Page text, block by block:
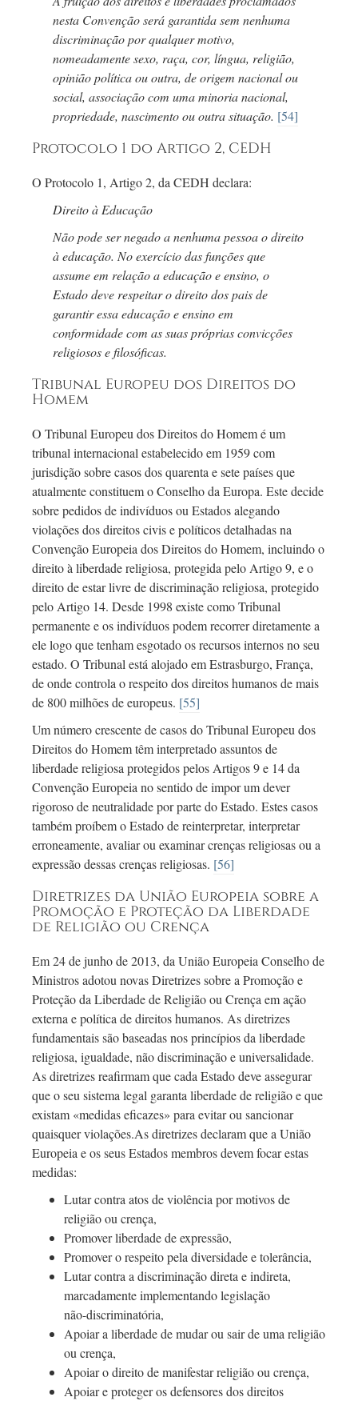
nesta Convenção será garantida sem nenhuma
discriminação por qualquer motivo,
nomeadamente sexo, raça, cor, língua, religião,
opinião política ou outra, de origem nacional ou
social, associação com uma minoria nacional,
propriedade, nascimento ou outra situação. [54]
Protocolo 1 do Artigo 2, CEDH
O Protocolo 1, Artigo 2, da CEDH declara:
Direito à Educação
Não pode ser negado a nenhuma pessoa o direito
à educação. No exercício das funções que
assume em relação a educação e ensino, o
Estado deve respeitar o direito dos pais de
garantir essa educação e ensino em
conformidade com as suas próprias convicções
religiosos e filosóficas.
Tribunal Europeu dos Direitos do
Homem
O Tribunal Europeu dos Direitos do Homem é um
tribunal internacional estabelecido em 1959 com
jurisdição sobre casos dos quarenta e sete países que
atualmente constituem o Conselho da Europa. Este decide
sobre pedidos de indivíduos ou Estados alegando
violações dos direitos civis e políticos detalhadas na
Convenção Europeia dos Direitos do Homem, incluindo o
direito à liberdade religiosa, protegida pelo Artigo 9, e o
direito de estar livre de discriminação religiosa, protegido
pelo Artigo 14. Desde 1998 existe como Tribunal
permanente e os indivíduos podem recorrer diretamente a
ele logo que tenham esgotado os recursos internos no seu
estado. O Tribunal está alojado em Estrasburgo, França,
de onde controla o respeito dos direitos humanos de mais
de 800 milhões de europeus. [55]
Um número crescente de casos do Tribunal Europeu dos
Direitos do Homem têm interpretado assuntos de
liberdade religiosa protegidos pelos Artigos 9 e 14 da
Convenção Europeia no sentido de impor um dever
rigoroso de neutralidade por parte do Estado. Estes casos
também proíbem o Estado de reinterpretar, interpretar
erroneamente, avaliar ou examinar crenças religiosas ou a
expressão dessas crenças religiosas. [56]
Diretrizes da União Europeia sobre a
Promoção e Proteção da Liberdade
de Religião ou Crença
Em 24 de junho de 2013, da União Europeia Conselho de
Ministros adotou novas Diretrizes sobre a Promoção e
Proteção da Liberdade de Religião ou Crença em ação
externa e política de direitos humanos. As diretrizes
fundamentais são baseadas nos princípios da liberdade
religiosa, igualdade, não discriminação e universalidade.
As diretrizes reafirmam que cada Estado deve assegurar
que o seu sistema legal garanta liberdade de religião e que
existam «medidas eficazes» para evitar ou sancionar
quaisquer violações.As diretrizes declaram que a União
Europeia e os seus Estados membros devem focar estas
medidas:
Lutar contra atos de violência por motivos de
religião ou crença,
Promover liberdade de expressão,
Promover o respeito pela diversidade e tolerância,
Lutar contra a discriminação direta e indireta,
marcadamente implementando legislação
não-discriminatória,
Apoiar a liberdade de mudar ou sair de uma religião
ou crença,
Apoiar o direito de manifestar religião ou crença,
Apoiar e proteger os defensores dos direitos